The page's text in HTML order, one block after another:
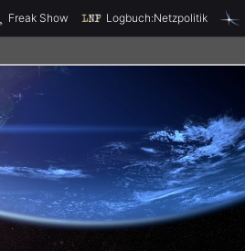
Freak Show Logbuch:Netzpolitik